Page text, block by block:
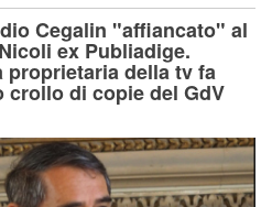
Cegalin "affiancato" al
ex Publiadige.
della tv fa
di copie del GdV